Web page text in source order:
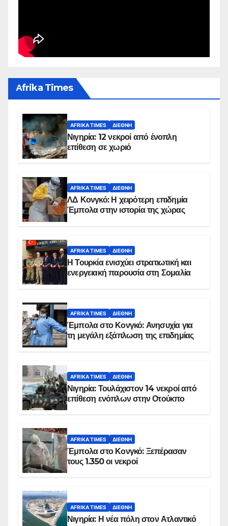
Αfrika Times
AFRIKA TIMES ΔΙΕΘΝΉ
Νιγηρία: 12 νεκροί από ένοπλη
επίθεση σε χωριό
AFRIKA TIMES ΔΙΕΘΝΉ
ΛΔ Κονγκό: Η χειρότερη επιδημία
Έμπολα στην ιστορία της χώρας
AFRIKA TIMES ΔΙΕΘΝΉ
Η Τουρκία ενισχύει στρατιωτική και
ενεργειακή παρουσία στη Σομαλία
AFRIKA TIMES ΔΙΕΘΝΉ
Έμπολα στο Κονγκό: Ανησυχία για
τη μεγάλη εξάπλωση της επιδημίας
AFRIKA TIMES ΔΙΕΘΝΉ
Νιγηρία: Τουλάχιστον 14 νεκροί από
επίθεση ενόπλων στην Οτούκπο
AFRIKA TIMES ΔΙΕΘΝΉ
Έμπολα στο Κονγκό: Ξεπέρασαν
τους 1.350 οι νεκροί
AFRIKA TIMES ΔΙΕΘΝΉ
Νιγηρία: Η νέα πόλη στον Ατλαντικό